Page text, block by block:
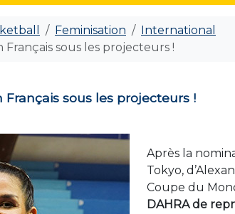
Feminisation
International
Français sous les projecteurs !
Français sous les projecteurs !
Après la
Tokyo,
Coupe du
DAHRA de